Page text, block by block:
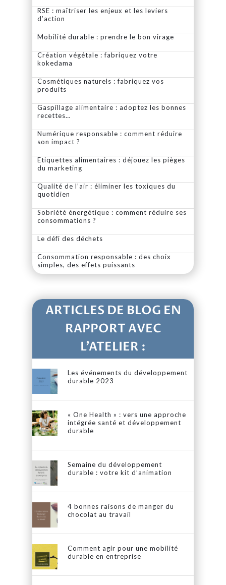
RSE : maîtriser les enjeux et les leviers
d’action
Mobilité durable : prendre le bon virage
Création végétale : fabriquez votre
kokedama
Cosmétiques naturels : fabriquez vos
produits
Gaspillage alimentaire : adoptez les bonnes
recettes…
Numérique responsable : comment réduire
son impact ?
Etiquettes alimentaires : déjouez les pièges
du marketing
Qualité de l’air : éliminer les toxiques du
quotidien
Sobriété énergétique : comment réduire ses
consommations ?
Le défi des déchets
Consommation responsable : des choix
simples, des effets puissants
ARTICLES DE BLOG EN
RAPPORT AVEC
L’ATELIER :
Les événements du développement
durable 2023
« One Health » : vers une approche
intégrée santé et développement
durable
Semaine du développement
durable : votre kit d’animation
4 bonnes raisons de manger du
chocolat au travail
Comment agir pour une mobilité
durable en entreprise